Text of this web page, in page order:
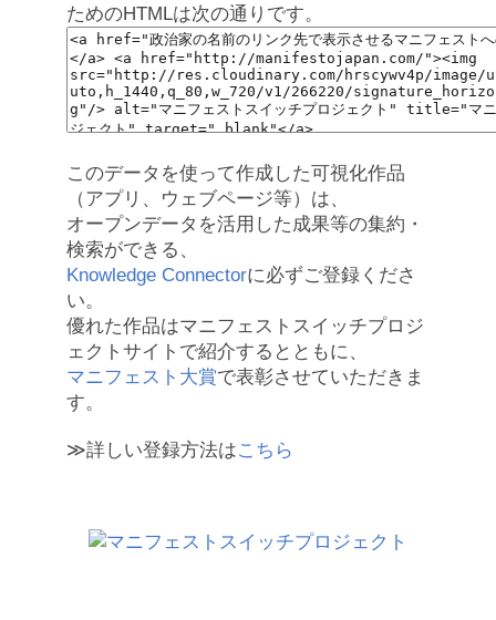
ためのHTMLは次の通りです。
このデータを使って作成した可視化作品
（アプリ、ウェブページ等）は、
オープンデータを活用した成果等の集約・
検索ができる、
Knowledge Connectorに必ずご登録くださ
い。
優れた作品はマニフェストスイッチプロジ
ェクトサイトで紹介するとともに、
マニフェスト大賞で表彰させていただきま
す。
≫詳しい登録方法はこちら